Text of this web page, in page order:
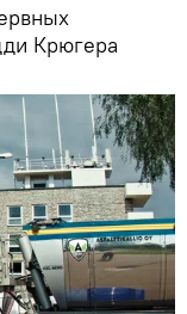
Крюгера